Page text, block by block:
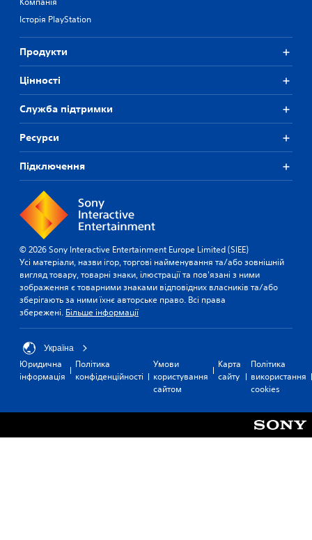
Історія PlayStation
Продукти
Цiнностi
Служба підтримки
Ресурси
Підключення
© 2026 Sony Interactive Entertainment Europe Limited (SIEE)
Усі матеріали, назви ігор, торгові найменування та/або зовнішній
вигляд товару, товарні знаки, ілюстрації та пов'язані з ними
зображення є товарними знаками відповідних власників та/або
зберігають за ними їхнє авторське право. Всі права
збережені. Більше інформації
Україна
Юридична
інформація
Політика
конфіденційності
Умови
користування
сайтом
Карта
сайту
Політика
використання
cookies